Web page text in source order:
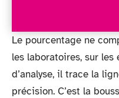
Le pourcentage ne
les laboratoires, sur
d’analyse, il trace la
précision. C’est la